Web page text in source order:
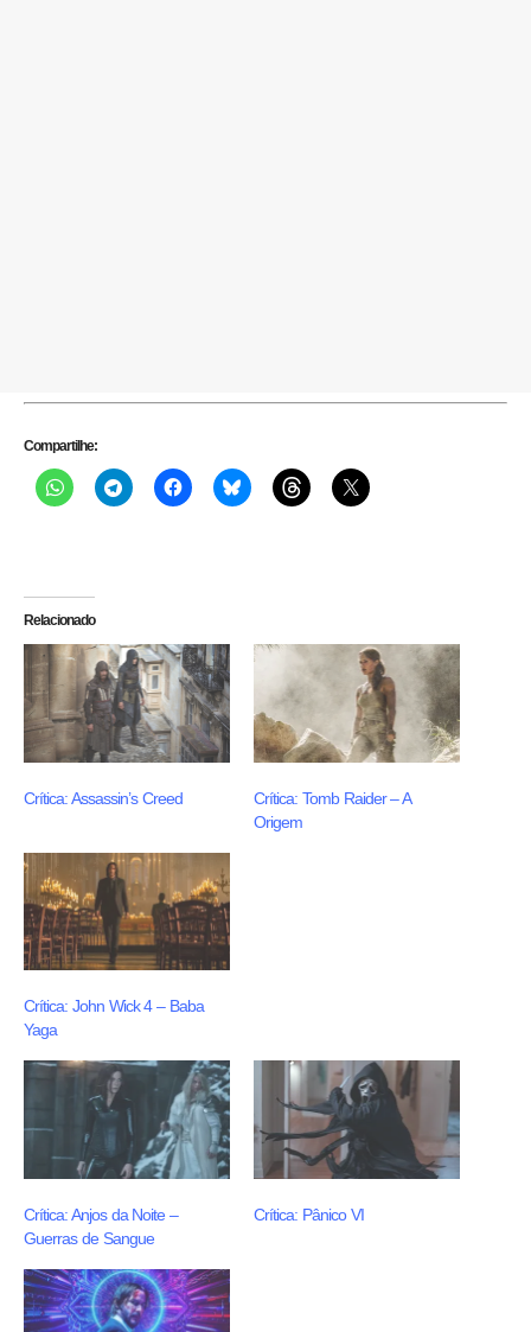
Compartilhe:
Relacionado
Crítica: Assassin’s Creed
Crítica: Tomb Raider – A
Origem
Crítica: John Wick 4 – Baba
Yaga
Crítica: Anjos da Noite –
Guerras de Sangue
Crítica: Pânico VI